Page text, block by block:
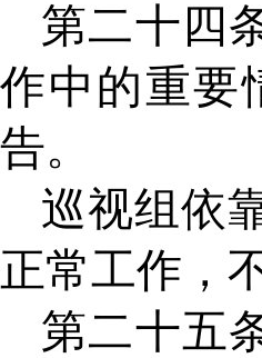
第二十四
作中的重要
告。
巡视组依
正常工作，
第二十五